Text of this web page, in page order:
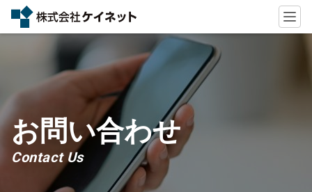
お問い合わせ
Contact Us